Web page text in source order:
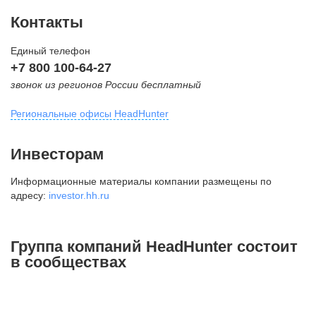
Контакты
Единый телефон
+7 800 100-64-27
звонок из регионов России бесплатный
Региональные офисы HeadHunter
внутригородская территория
Муниципальный округ Тверской,
2-я Брестская ул., д. 48,
+7 495 980-64-27
Инвесторам
Информационные материалы компании размещены по
адресу: investor.hh.ru
Группа компаний HeadHunter состоит
в сообществах